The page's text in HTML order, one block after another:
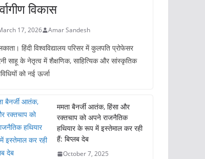
विकास
17, 2026 Amar Sandesh
हिंदी विश्वविद्यालय परिसर में कुलपति प्रोफेसर
साहू के नेतृत्व में शैक्षणिक, साहित्यिक और सांस्कृतिक
को नई ऊर्जा
ममता बैनर्जी आतंक, हिंसा और
रक्तचाप को अपने राजनैतिक
हथियार के रूप में इस्तेमाल कर रही
हैं: बिप्लब देब
October 7, 2025